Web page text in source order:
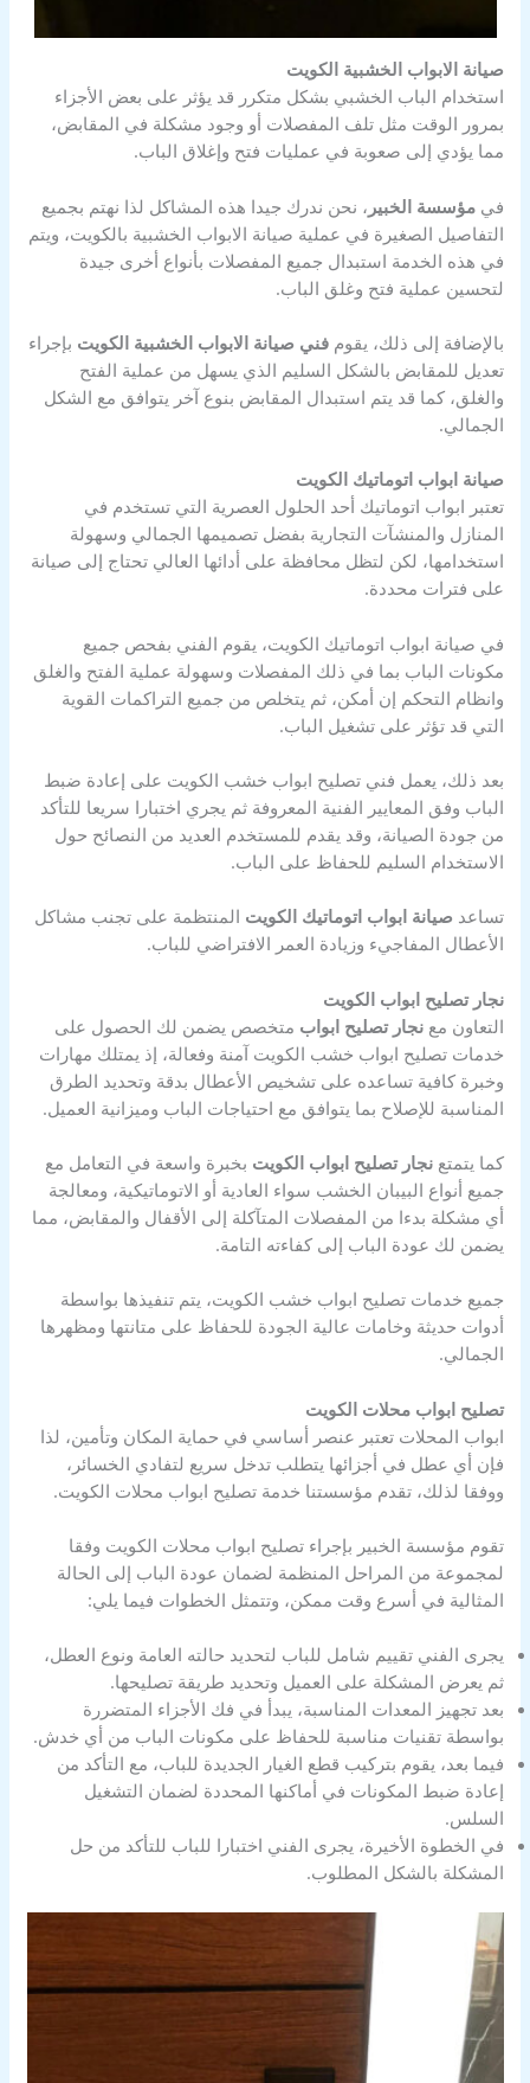
صيانة الابواب الخشبية الكويت
استخدام الباب الخشبي بشكل متكرر قد يؤثر على بعض الأجزاء
بمرور الوقت مثل تلف المفصلات أو وجود مشكلة في المقابض،
مما يؤدي إلى صعوبة في عمليات فتح وإغلاق الباب.
في مؤسسة الخبير ، نحن ندرك جيدا هذه المشاكل لذا نهتم بجميع
التفاصيل الصغيرة في عملية صيانة الابواب الخشبية بالكويت، ويتم
في هذه الخدمة استبدال جميع المفصلات بأنواع أخرى جيدة
لتحسين عملية فتح وغلق الباب.
بالإضافة إلى ذلك، يقومفني صيانة الابواب الخشبية الكويت بإجراء
تعديل للمقابض بالشكل السليم الذي يسهل من عملية الفتح
والغلق، كما قد يتم استبدال المقابض بنوع آخر يتوافق مع الشكل
الجمالي.
صيانة ابواب اتوماتيك الكويت
تعتبر ابواب اتوماتيك أحد الحلول العصرية التي تستخدم في
المنازل والمنشآت التجارية بفضل تصميمها الجمالي وسهولة
استخدامها، لكن لتظل محافظة على أدائها العالي تحتاج إلى صيانة
على فترات محددة.
في صيانة ابواب اتوماتيك الكويت، يقوم الفني بفحص جميع
مكونات الباب بما في ذلك المفصلات وسهولة عملية الفتح والغلق
وانظام التحكم إن أمكن، ثم يتخلص من جميع التراكمات القوية
التي قد تؤثر على تشغيل الباب.
بعد ذلك، يعمل فني تصليح ابواب خشب الكويت على إعادة ضبط
الباب وفق المعايير الفنية المعروفة ثم يجري اختبارا سريعا للتأكد
من جودة الصيانة، وقد يقدم للمستخدم العديد من النصائح حول
الاستخدام السليم للحفاظ على الباب.
تساعد صيانة ابواب اتوماتيك الكويت المنتظمة على تجنب مشاكل
الأعطال المفاجيء وزيادة العمر الافتراضي للباب.
نجار تصليح ابواب الكويت
التعاون معنجار تصليح ابواب متخصص يضمن لك الحصول على
خدمات تصليح ابواب خشب الكويت آمنة وفعالة، إذ يمتلك مهارات
وخبرة كافية تساعده على تشخيص الأعطال بدقة وتحديد الطرق
المناسبة للإصلاح بما يتوافق مع احتياجات الباب وميزانية العميل.
كما يتمتعنجار تصليح ابواب الكويت بخبرة واسعة في التعامل مع
جميع أنواع البيبان الخشب سواء العادية أو الاتوماتيكية، ومعالجة
أي مشكلة بدءا من المفصلات المتآكلة إلى الأقفال والمقابض، مما
يضمن لك عودة الباب إلى كفاءته التامة.
جميع خدمات تصليح ابواب خشب الكويت، يتم تنفيذها بواسطة
أدوات حديثة وخامات عالية الجودة للحفاظ على متانتها ومظهرها
الجمالي.
تصليح ابواب محلات الكويت
ابواب المحلات تعتبر عنصر أساسي في حماية المكان وتأمين، لذا
فإن أي عطل في أجزائها يتطلب تدخل سريع لتفادي الخسائر،
ووفقا لذلك، تقدم مؤسستنا خدمة تصليح ابواب محلات الكويت.
تقوم مؤسسة الخبير بإجراء تصليح ابواب محلات الكويت وفقا
لمجموعة من المراحل المنظمة لضمان عودة الباب إلى الحالة
المثالية في أسرع وقت ممكن، وتتمثل الخطوات فيما يلي:
يجرى الفني تقييم شامل للباب لتحديد حالته العامة ونوع العطل،
ثم يعرض المشكلة على العميل وتحديد طريقة تصليحها.
بعد تجهيز المعدات المناسبة، يبدأ في فك الأجزاء المتضررة
بواسطة تقنيات مناسبة للحفاظ على مكونات الباب من أي خدش.
فيما بعد، يقوم بتركيب قطع الغيار الجديدة للباب، مع التأكد من
إعادة ضبط المكونات في أماكنها المحددة لضمان التشغيل
السلس.
في الخطوة الأخيرة، يجرى الفني اختبارا للباب للتأكد من حل
المشكلة بالشكل المطلوب.